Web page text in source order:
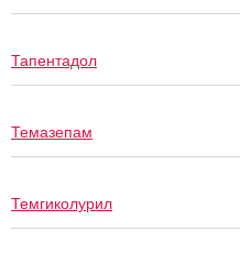
Тапентадол
Темазепам
Темгиколурил